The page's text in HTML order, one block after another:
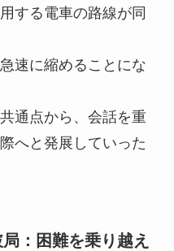
する電車の路線が同
速に縮めることにな
通点から、会話を重
へと発展していった
：困難を乗り越え